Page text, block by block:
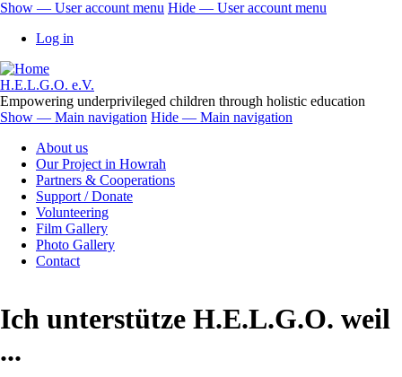
Skip
main
User
account
menu
Show — User account menu Hide — User account menu
Log in
H.E.L.G.O. e.V.
Empowering underprivileged children through holistic education
Main
navigation
Show — Main navigation Hide — Main navigation
About us
Our Project in Howrah
Partners & Cooperations
Support / Donate
Volunteering
Film Gallery
Photo Gallery
Contact
Ich unterstütze H.E.L.G.O. weil
...